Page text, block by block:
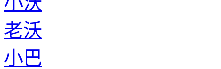
老沃
小巴